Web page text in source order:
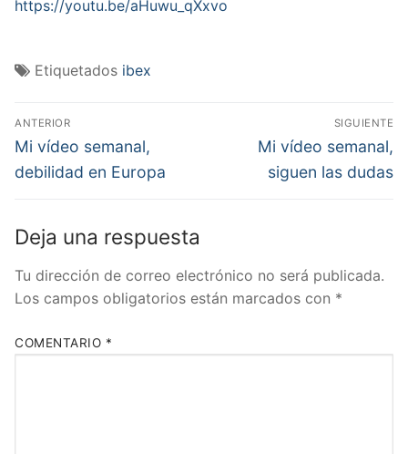
https://youtu.be/aHuwu_qXxvo
Etiquetados ibex
Navegación
de
entradas
ANTERIOR
Entrada
anterior:
Mi vídeo semanal,
debilidad en Europa
SIGUIENTE
Entrada
siguiente:
Mi vídeo semanal,
siguen las dudas
Deja una respuesta
Tu dirección de correo electrónico no será publicada.
Los campos obligatorios están marcados con *
COMENTARIO *